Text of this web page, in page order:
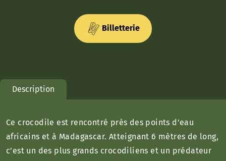
Billetterie
Description
Ce crocodile est rencontré près des points d’eau
africains et à Madagascar. Atteignant 6 mètres de long,
c’est un des plus grands crocodiliens et un prédateur